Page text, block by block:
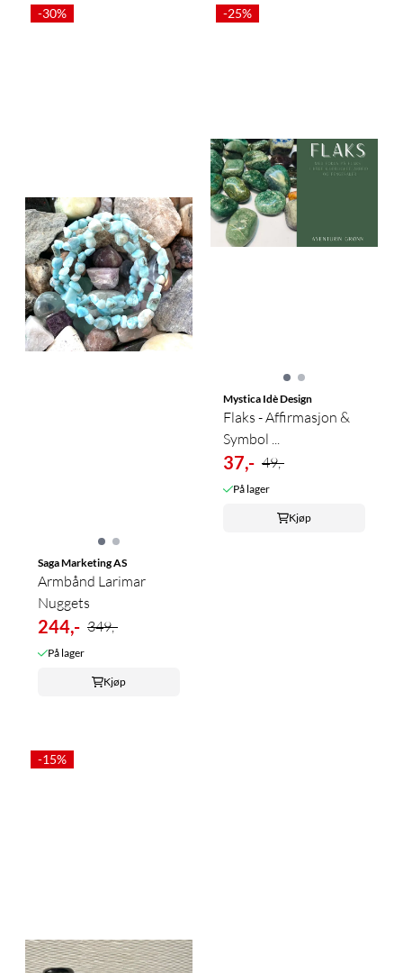
-30%
Saga Marketing AS
Armbånd Larimar
Nuggets
244,- 349,-
På lager
Kjøp
-25%
Mystica Idè Design
Flaks - Affirmasjon &
Symbol ...
37,- 49,-
På lager
Kjøp
-15%